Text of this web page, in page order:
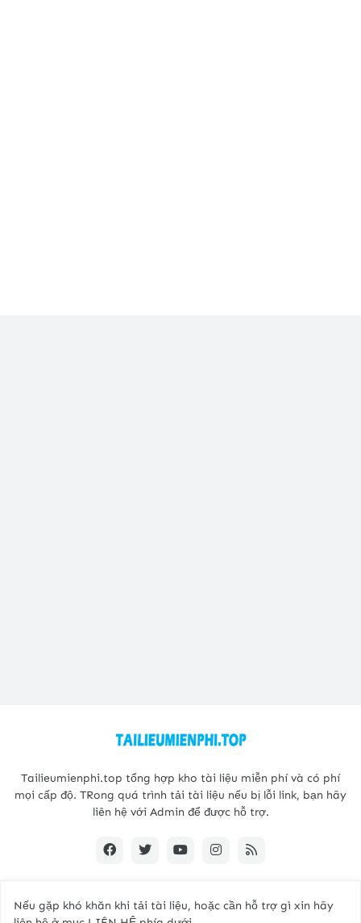
Tailieumienphi.top tổng hợp kho tài liệu miễn phí và có phí
mọi cấp độ. TRong quá trình tải tài liệu nếu bị lỗi link, bạn hãy
liên hệ với Admin để được hỗ trợ.
Copyright@2021 - Tailieumienphi.top
Nếu gặp khó khăn khi tải tài liệu, hoặc cần hỗ trợ gì xin hãy